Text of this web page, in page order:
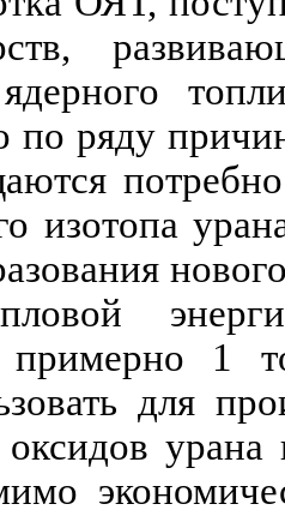
по ряду
изотопа
примерно 1
для